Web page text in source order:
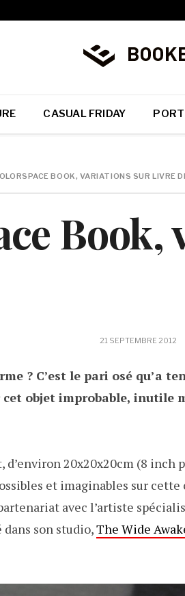
CASUAL FRIDAY
BOOK, VARIATIONS SUR LIVRE
21 SEPTEMBRE 2012
? C’est le pari osé qu’a
cet objet improbable, inutile
20x20x20cm (8 inch
et imaginables sur cette
avec l’artiste
dans son studio,The Wide